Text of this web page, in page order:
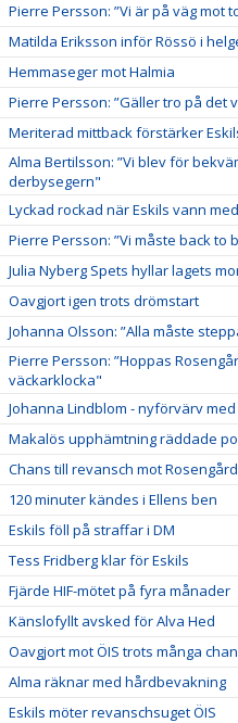
Pierre Persson: ”Vi är på väg mot
Matilda Eriksson inför Rössö i
Hemmaseger mot Halmia
Pierre Persson: ”Gäller tro på det
Meriterad mittback förstärker
Alma Bertilsson: ”Vi blev för
derbysegern"
Lyckad rockad när Eskils vann
Pierre Persson: ”Vi måste back to
Julia Nyberg Spets hyllar lagets
Oavgjort igen trots drömstart
Johanna Olsson: ”Alla måste
Pierre Persson: ”Hoppas
väckarklocka"
Johanna Lindblom - nyförvärv
Makalös upphämtning räddade
Chans till revansch mot Rosengård
120 minuter kändes i Ellens ben
Eskils föll på straffar i DM
Tess Fridberg klar för Eskils
Fjärde HIF-mötet på fyra månader
Känslofyllt avsked för Alva Hed
Oavgjort mot ÖIS trots många
Alma räknar med hårdbevakning
Eskils möter revanschsuget ÖIS